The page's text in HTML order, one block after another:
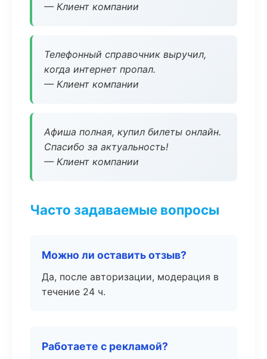
— Клиент компании
Телефонный справочник выручил,
когда интернет пропал.
— Клиент компании
Афиша полная, купил билеты онлайн.
Спасибо за актуальность!
— Клиент компании
Часто задаваемые вопросы
Можно ли оставить отзыв?
Да, после авторизации, модерация в
течение 24 ч.
Работаете с рекламой?